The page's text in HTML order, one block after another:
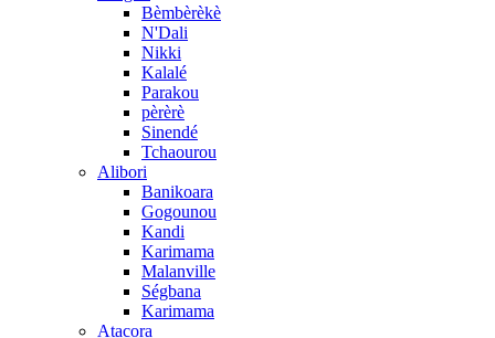
Bèmbèrèkè
N'Dali
Nikki
Kalalé
Parakou
pèrèrè
Sinendé
Tchaourou
Alibori
Banikoara
Gogounou
Kandi
Karimama
Malanville
Ségbana
Karimama
Atacora